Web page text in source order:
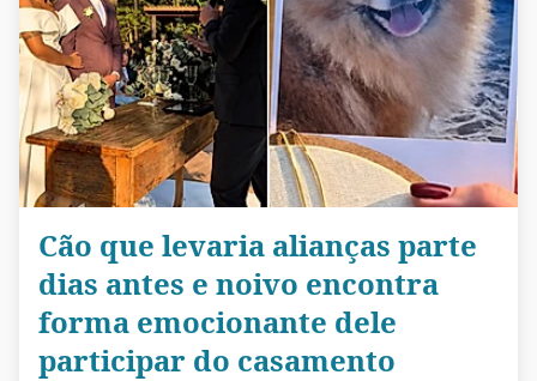
Cão que levaria alianças parte
dias antes e noivo encontra
forma emocionante dele
participar do casamento